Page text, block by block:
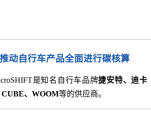
动自行车产品全面进行碳核算
是知名自行车品牌捷安特、迪卡
CUBE、WOOM等的供应商。